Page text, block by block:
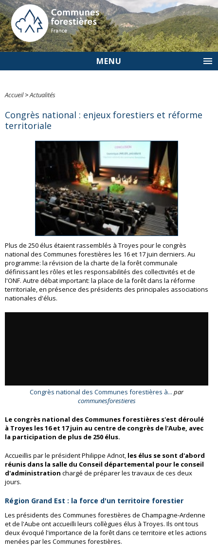
MENU
Accueil>Actualités
Congrès national : enjeux forestiers et réforme
territoriale
Plus de 250 élus étaient rassemblés à Troyes pour le congrès
national des Communes forestières les 16 et 17 juin derniers. Au
programme: la révision de la charte de la forêt communale
définissant les rôles et les responsabilités des collectivités et de
l'ONF. Autre débat important: la place de la forêt dans la réforme
territoriale, en présence des présidents des principales associations
nationales d'élus.
Congrès national des Communes forestières à... par
communesforestieres
Le congrès national des Communes forestières s'est déroulé
à Troyes les 16 et 17 juin au centre de congrès de l'Aube, avec
la participation de plus de 250 élus.
Accueillis par le président Philippe Adnot, les élus se sont d'abord
réunis dans la salle du Conseil départemental pour le conseil
d'administration chargé de préparer les travaux de ces deux
jours.
Région Grand Est : la force d'un territoire forestier
Les présidents des Communes forestières de Champagne-Ardenne
et de l'Aube ont accueilli leurs collègues élus à Troyes. Ils ont tous
deux évoqué l'importance de la forêt dans ce territoire et les actions
menées par les Communes forestières.